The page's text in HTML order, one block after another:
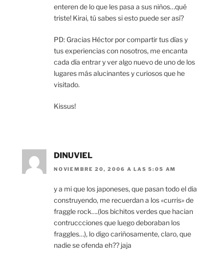
enteren de lo que les pasa a sus niños…qué
triste! Kirai, tú sabes si esto puede ser así?
PD: Gracias Héctor por compartir tus días y
tus experiencias con nosotros, me encanta
cada día entrar y ver algo nuevo de uno de los
lugares más alucinantes y curiosos que he
visitado.
Kissus!
DINUVIEL
NOVIEMBRE 20, 2006 A LAS 5:05 AM
y a mi que los japoneses, que pasan todo el dia
construyendo, me recuerdan a los «curris» de
fraggle rock….(los bichitos verdes que hacian
contruccciones que luego deboraban los
fraggles…), lo digo cariñosamente, claro, que
nadie se ofenda eh?? jaja